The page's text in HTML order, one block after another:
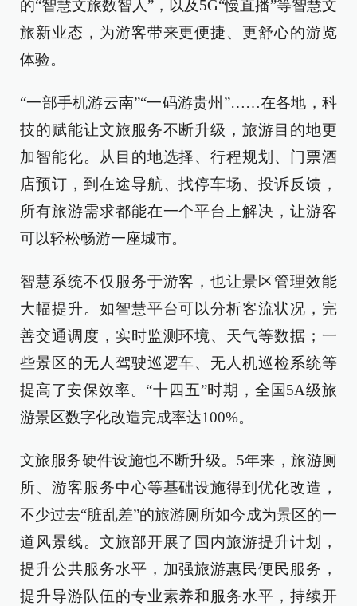
的“智慧文旅数智人”，以及5G“慢直播”等智慧文
旅新业态，为游客带来更便捷、更舒心的游览
体验。
“一部手机游云南”“一码游贵州”……在各地，科
技的赋能让文旅服务不断升级，旅游目的地更
加智能化。从目的地选择、行程规划、门票酒
店预订，到在途导航、找停车场、投诉反馈，
所有旅游需求都能在一个平台上解决，让游客
可以轻松畅游一座城市。
智慧系统不仅服务于游客，也让景区管理效能
大幅提升。如智慧平台可以分析客流状况，完
善交通调度，实时监测环境、天气等数据；一
些景区的无人驾驶巡逻车、无人机巡检系统等
提高了安保效率。“十四五”时期，全国5A级旅
游景区数字化改造完成率达100%。
文旅服务硬件设施也不断升级。5年来，旅游厕
所、游客服务中心等基础设施得到优化改造，
不少过去“脏乱差”的旅游厕所如今成为景区的一
道风景线。文旅部开展了国内旅游提升计划，
提升公共服务水平，加强旅游惠民便民服务，
提升导游队伍的专业素养和服务水平，持续开